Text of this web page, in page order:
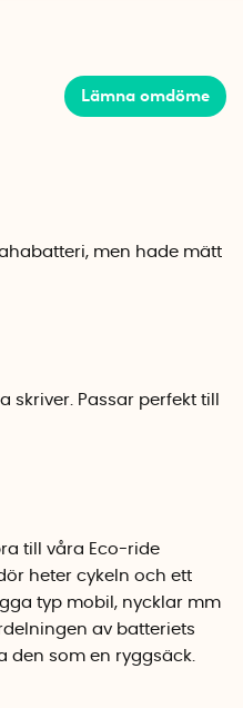
cm) kan ELBOLZO
axelväska, vilket gör det
tillfällen och behov.
innerficka och tre
ger snabb och enkel
plånbok och
två externa nätfickor,
för att minska
under långa
ger extra komfort och
utrymmet på
över axeln genom att
Lämna omdöme
men hade mätt
skriver. Passar perfekt till
till våra Eco-ride
heter cykeln och ett
typ mobil, nycklar mm
av batteriets
den som en ryggsäck.